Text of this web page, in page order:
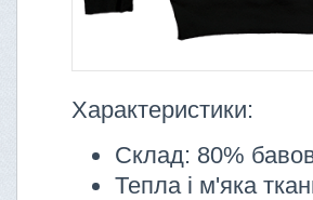
Характеристики:
Склад: 80%
Тепла і м'яка